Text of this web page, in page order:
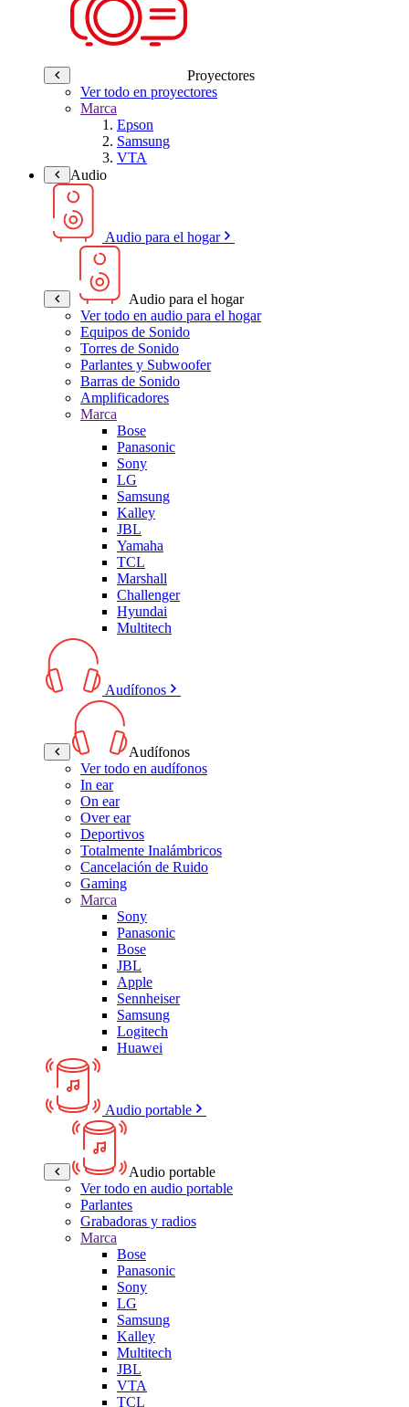
Proyectores
Ver todo en proyectores
Marca
Epson
Samsung
VTA
Audio
Audio para el hogar
Audio para el hogar
Ver todo en audio para el hogar
Equipos de Sonido
Torres de Sonido
Parlantes y Subwoofer
Barras de Sonido
Amplificadores
Marca
Bose
Panasonic
Sony
LG
Samsung
Kalley
JBL
Yamaha
TCL
Marshall
Challenger
Hyundai
Multitech
Audífonos
Audífonos
Ver todo en audífonos
In ear
On ear
Over ear
Deportivos
Totalmente Inalámbricos
Cancelación de Ruido
Gaming
Marca
Sony
Panasonic
Bose
JBL
Apple
Sennheiser
Samsung
Logitech
Huawei
Audio portable
Audio portable
Ver todo en audio portable
Parlantes
Grabadoras y radios
Marca
Bose
Panasonic
Sony
LG
Samsung
Kalley
Multitech
JBL
VTA
TCL